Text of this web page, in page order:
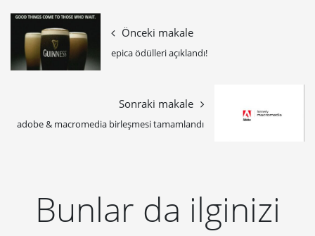
Önceki makale
epica ödülleri açıklandı!
Sonraki makale
adobe & macromedia birleşmesi tamamlandı
Bunlar da ilginizi